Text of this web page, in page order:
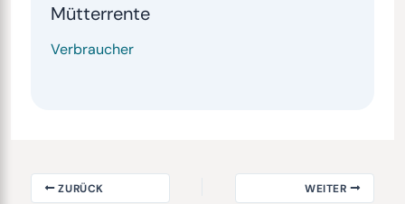
Mütterrente
Verbraucher
ZURÜCK WEITER